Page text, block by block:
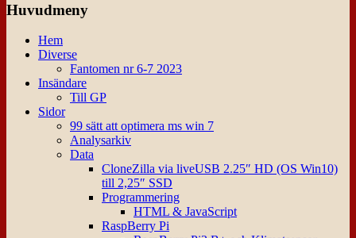
Huvudmeny
Hem
Diverse
Fantomen nr 6-7 2023
Insändare
Till GP
Sidor
99 sätt att optimera ms win 7
Analysarkiv
Data
CloneZilla via liveUSB 2.25″ HD (OS Win10)
till 2,25″ SSD
Programmering
HTML & JavaScript
RaspBerry Pi